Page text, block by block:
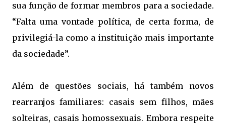
sua função de formar membros para a sociedade.
“Falta uma vontade política, de certa forma, de
privilegiá-la como a instituição mais importante
da sociedade”.
Além de questões sociais, há também novos
rearranjos familiares: casais sem filhos, mães
solteiras, casais homossexuais. Embora respeite